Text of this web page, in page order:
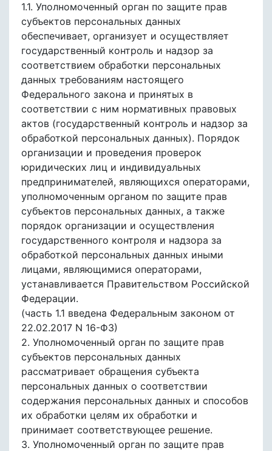
1.1. Уполномоченный орган по защите прав
субъектов персональных данных
обеспечивает, организует и осуществляет
государственный контроль и надзор за
соответствием обработки персональных
данных требованиям настоящего
Федерального закона и принятых в
соответствии с ним нормативных правовых
актов (государственный контроль и надзор за
обработкой персональных данных). Порядок
организации и проведения проверок
юридических лиц и индивидуальных
предпринимателей, являющихся операторами,
уполномоченным органом по защите прав
субъектов персональных данных, а также
порядок организации и осуществления
государственного контроля и надзора за
обработкой персональных данных иными
лицами, являющимися операторами,
устанавливается Правительством Российской
Федерации.
(часть 1.1 введена Федеральным законом от
22.02.2017 N 16-ФЗ)
2. Уполномоченный орган по защите прав
субъектов персональных данных
рассматривает обращения субъекта
персональных данных о соответствии
содержания персональных данных и способов
их обработки целям их обработки и
принимает соответствующее решение.
3. Уполномоченный орган по защите прав